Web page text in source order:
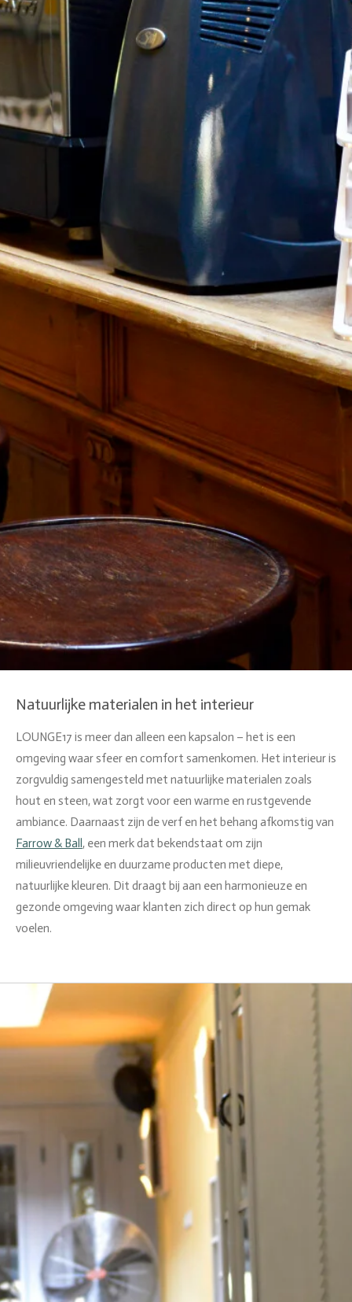
Natuurlijke materialen in het interieur
LOUNGE17 is meer dan alleen een kapsalon – het is een
omgeving waar sfeer en comfort samenkomen. Het interieur is
zorgvuldig samengesteld met natuurlijke materialen zoals
hout en steen, wat zorgt voor een warme en rustgevende
ambiance. Daarnaast zijn de verf en het behang afkomstig van
Farrow & Ball, een merk dat bekendstaat om zijn
milieuvriendelijke en duurzame producten met diepe,
natuurlijke kleuren. Dit draagt bij aan een harmonieuze en
gezonde omgeving waar klanten zich direct op hun gemak
voelen.